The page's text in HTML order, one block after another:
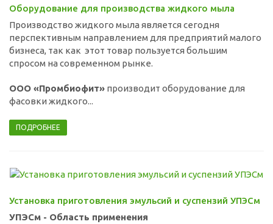
Оборудование для производства жидкого мыла
Производство жидкого мыла является сегодня
перспективным направлением для предприятий малого
бизнеса, так как этот товар пользуется большим
спросом на современном рынке.
ООО «Промбиофит» производит оборудование для
фасовки жидкого...
ПОДРОБНЕЕ
Установка приготовления эмульсий и суспензий УПЭСм
УПЭСм - Область применения